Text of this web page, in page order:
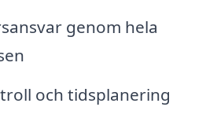
genom hela
och tidsplanering